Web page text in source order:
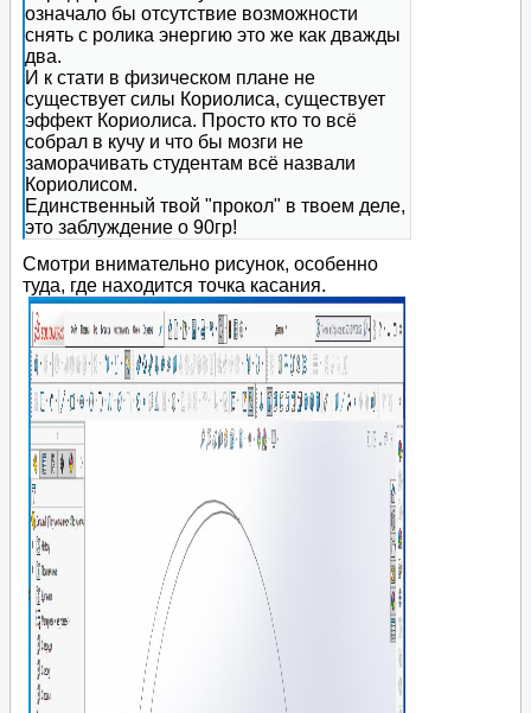
означало бы отсутствие возможности
снять с ролика энергию это же как дважды
два.
И к стати в физическом плане не
существует силы Кориолиса, существует
эффект Кориолиса. Просто кто то всё
собрал в кучу и что бы мозги не
заморачивать студентам всё назвали
Кориолисом.
Единственный твой "прокол" в твоем деле,
это заблуждение о 90гр!
Смотри внимательно рисунок, особенно
туда, где находится точка касания.